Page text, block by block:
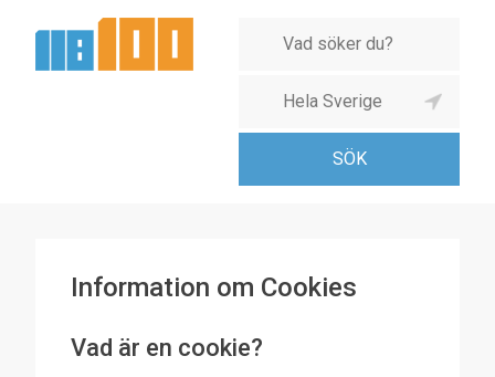
Information om Cookies
Vad är en cookie?